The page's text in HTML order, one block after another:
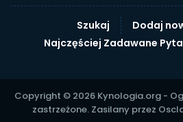
Szukaj
Dodaj
Najczęściej Zadawane
Copyright © 2026 Kynologia.org -
zastrzeżone. Zasilany przez